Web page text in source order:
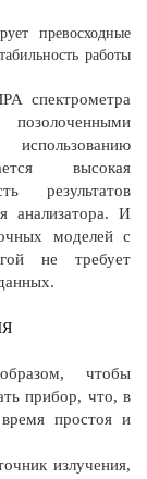
превосходные
работы
спектрометра
высокая
результатов
анализатора. И
моделей с
не требует
чтобы
прибор, что, в
простоя и
излучения,